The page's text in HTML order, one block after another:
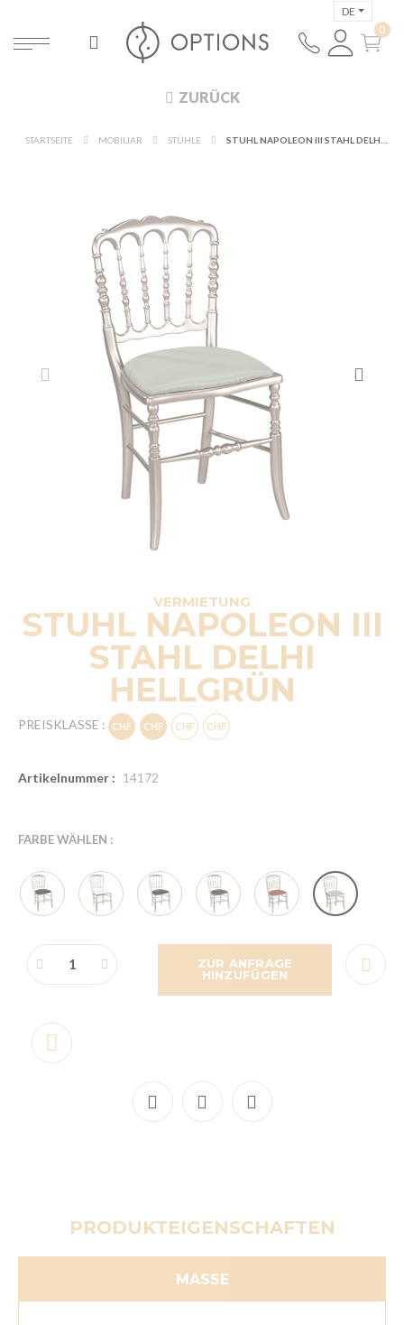
DE
ZURÜCK
STARTSEITE MOBILIAR STÜHLE
VERMIETUNG
STUHL NAPOLEON III
STAHL DELHI
HELLGRÜN
PREISKLASSE :
Artikelnummer : 14172
FARBE WÄHLEN :
ZUR ANFRAGE
HINZUFÜGEN
PRODUKTEIGENSCHAFTEN
MASSE